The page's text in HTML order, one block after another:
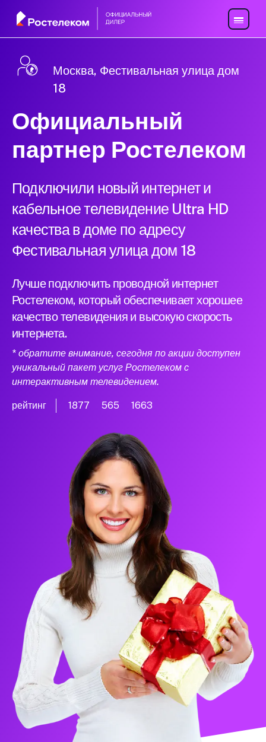
Москва, Фестивальная улица дом
18
Официальный
партнер Ростелеком
Подключили новый интернет и
кабельное телевидение Ultra HD
качества в доме по адресу
Фестивальная улица дом 18
Лучше подключить проводной интернет
Ростелеком, который обеспечивает хорошее
качество телевидения и высокую скорость
интернета.
* обратите внимание, сегодня по акции доступен
уникальный пакет услуг Ростелеком с
интерактивным телевидением.
рейтинг 1877 565 1663